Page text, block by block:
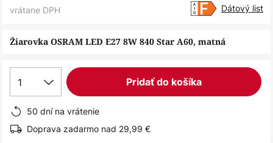
začiatok
obrázkov
Žiarovka OSRAM LED E27 8W 840 Star A60, matná
vrátane DPH Dátový list
1 Pridať do košíka
50 dní na vrátenie
Doprava zadarmo nad 29,99 €